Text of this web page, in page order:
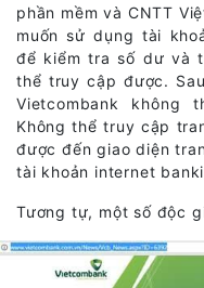
phần mềm và CNTT
muốn sử dụng tài
để kiểm tra số dư và
thể truy cập được.
Vietcombank không
Không thể truy cập
được đến giao diện
tài khoản internet
Tương tự, một số độc